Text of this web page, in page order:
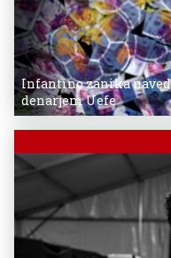
Infantino zanika
denarjem Uefe